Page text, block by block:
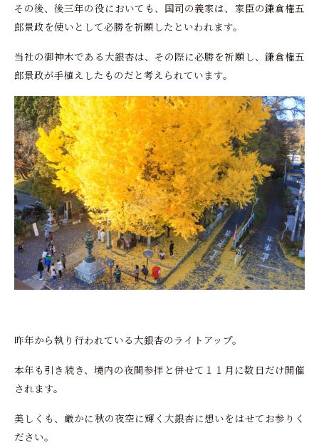
その後、後三年の役においても、国司の義家は、家臣の鎌倉権五
郎景政を使いとして必勝を祈願したといわれます。
当社の御神木である大銀杏は、その際に必勝を祈願し、鎌倉権五
郎景政が手植えしたものだと考えられています。
昨年から執り行われている大銀杏のライトアップ。
本年も引き続き、境内の夜間参拝と併せて１１月に数日だけ開催
されます。
美しくも、厳かに秋の夜空に輝く大銀杏に想いをはせてお参りく
ださい。